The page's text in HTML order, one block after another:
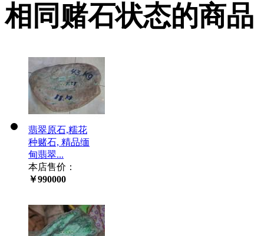
相同赌石状态的商品
翡翠原石,糯花
种赌石, 精品缅
甸翡翠...
本店售价：
￥990000